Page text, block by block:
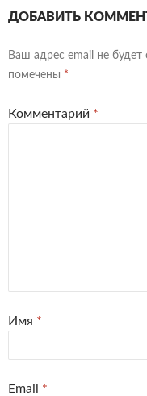
ДОБАВИТЬ
Ваш адрес email не будет
помечены *
Комментарий *
Имя *
Email *